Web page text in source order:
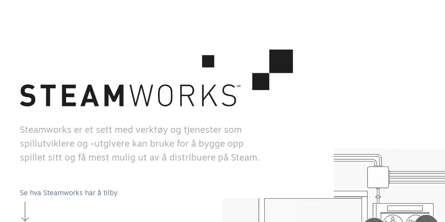
Steamworks er et sett med verktøy og tjenester som
spillutviklere og -utgivere kan bruke for å bygge opp
spillet sitt og få mest mulig ut av å distribuere på Steam.
Se hva Steamworks har å tilby